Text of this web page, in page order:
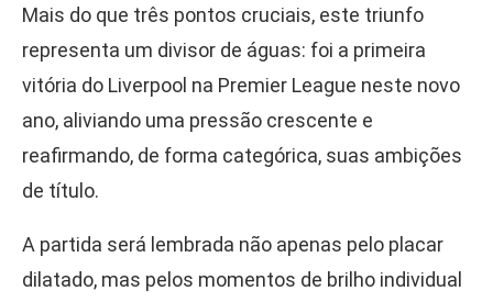
Mais do que três pontos cruciais, este triunfo
representa um divisor de águas: foi a primeira
vitória do Liverpool na Premier League neste novo
ano, aliviando uma pressão crescente e
reafirmando, de forma categórica, suas ambições
de título.
A partida será lembrada não apenas pelo placar
dilatado, mas pelos momentos de brilho individual